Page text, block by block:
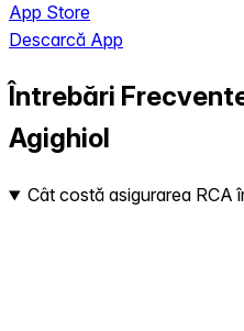
App Store
Descarcă App
Întrebări
Agighiol
Cât costă asigurarea RCA